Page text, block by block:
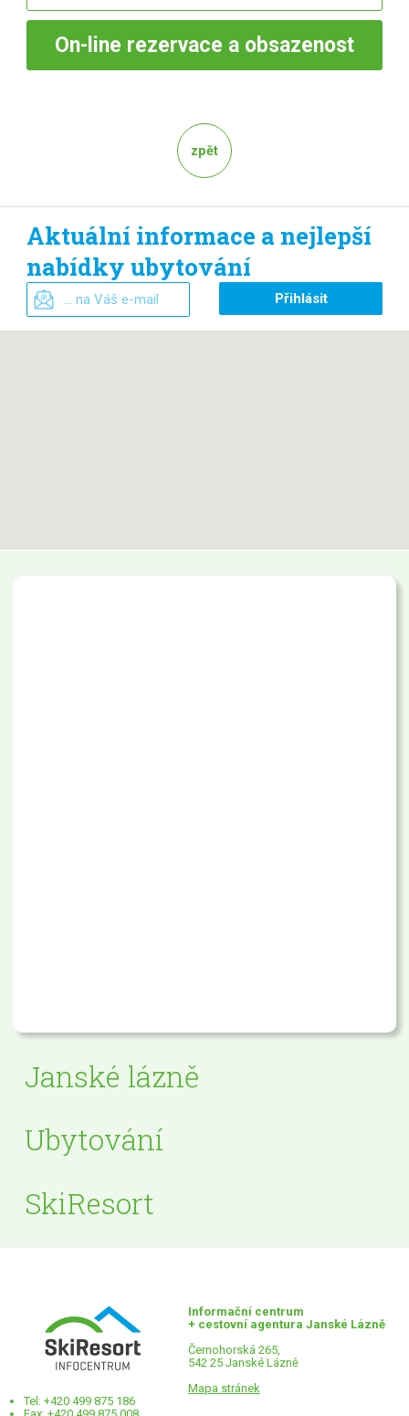
On-line rezervace a obsazenost
zpět
Aktuální informace a nejlepší
nabídky ubytování
Janské lázně
Ubytování
SkiResort
Informační centrum
+ cestovní agentura Janské Lázně
Černohorská 265,
542 25 Janské Lázně
Mapa stránek
Tel: +420 499 875 186